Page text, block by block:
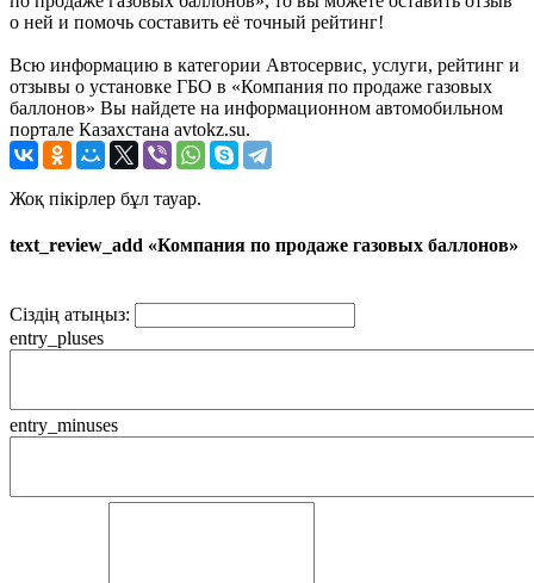
о ней и помочь составить её точный рейтинг!
Всю информацию в категории Автосервис, услуги, рейтинг и
отзывы о установке ГБО в «Компания по продаже газовых
баллонов» Вы найдете на информационном автомобильном
портале Казахстана avtokz.su.
Жоқ пікірлер бұл тауар.
text_review_add «Компания по продаже газовых баллонов»
Сіздің атыңыз:
entry_pluses
entry_minuses